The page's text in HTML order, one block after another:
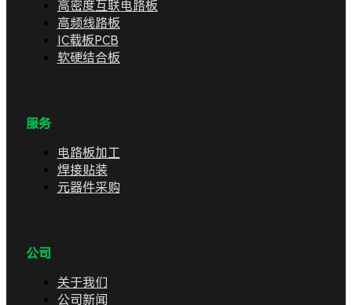
高密度互联电路板
高频线路板
IC载板PCB
软硬结合板
服务
电路板加工
焊接贴装
元器件采购
公司
关于我们
公司新闻